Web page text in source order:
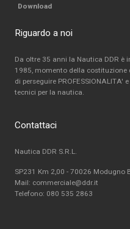
Download
Riguardo a noi
Da oltre 35 anni la Nautica DDR è
1985, momento della costituzione
di perseguire
tecnici per la nautica.
Contattaci
Nautica DDR S.R.L.
SP231 Km 2,00 - 70026 Modugno
Mail: commerciale@ddr.it
Telefono: 080 535 2863